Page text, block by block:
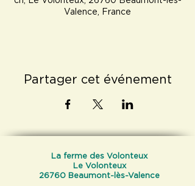
Valence, France
Partager cet événement
La ferme des Volonteux
Le Volonteux
26760 Beaumont-lès-Valence